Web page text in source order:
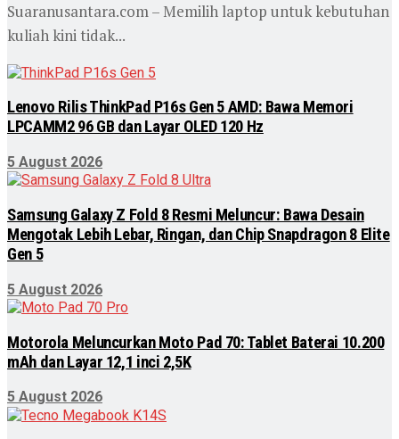
Suaranusantara.com – Memilih laptop untuk kebutuhan
kuliah kini tidak...
Lenovo Rilis ThinkPad P16s Gen 5 AMD: Bawa Memori
LPCAMM2 96 GB dan Layar OLED 120 Hz
5 August 2026
Samsung Galaxy Z Fold 8 Resmi Meluncur: Bawa Desain
Mengotak Lebih Lebar, Ringan, dan Chip Snapdragon 8 Elite
Gen 5
5 August 2026
Motorola Meluncurkan Moto Pad 70: Tablet Baterai 10.200
mAh dan Layar 12,1 inci 2,5K
5 August 2026